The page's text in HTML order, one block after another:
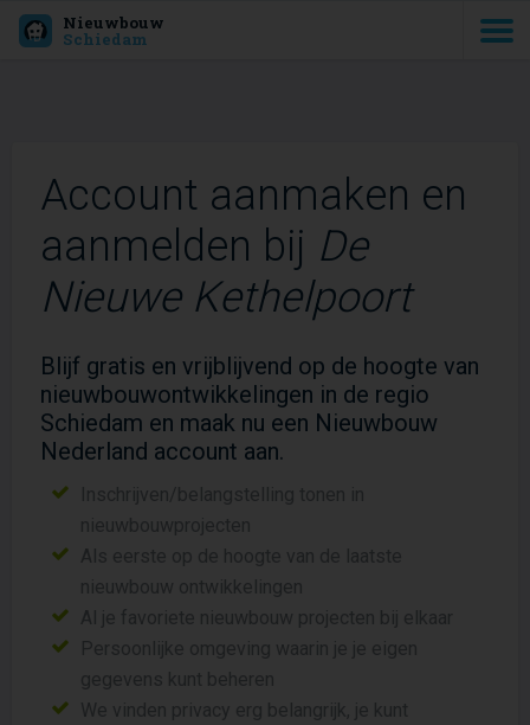
Nieuwbouw
Schiedam
Account aanmaken en
aanmelden bij De
Nieuwe Kethelpoort
Blijf gratis en vrijblijvend op de hoogte van
nieuwbouwontwikkelingen in de regio
Schiedam en maak nu een Nieuwbouw
Nederland account aan.
Inschrijven/belangstelling tonen in
nieuwbouwprojecten
Als eerste op de hoogte van de laatste
nieuwbouw ontwikkelingen
Al je favoriete nieuwbouw projecten bij elkaar
Persoonlijke omgeving waarin je je eigen
gegevens kunt beheren
We vinden privacy erg belangrijk, je kunt